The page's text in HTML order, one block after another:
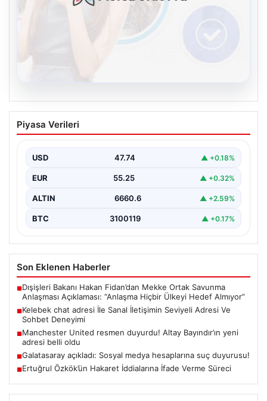
08.08.2026
Kelebek chat adresi İle Sanal İletişimin
Seviyeli Adresi Ve Sohbet Deneyimi
kurması ciddi bir değer barındırmaktadır. Günümüzde
birçok…
Piyasa Verileri
USD 47.74 ▲ +0.18%
EUR 55.25 ▲ +0.32%
ALTIN 6660.6 ▲ +2.59%
BTC 3100119 ▲ +0.17%
Son Eklenen Haberler
■Dışişleri Bakanı Hakan Fidan’dan Mekke Ortak Savunma
Anlaşması Açıklaması: “Anlaşma Hiçbir Ülkeyi Hedef Almıyor”
■Kelebek chat adresi İle Sanal İletişimin Seviyeli Adresi Ve
Sohbet Deneyimi
■Manchester United resmen duyurdu! Altay Bayındır’ın yeni
adresi belli oldu
■Galatasaray açıkladı: Sosyal medya hesaplarına suç duyurusu!
■Ertuğrul Özkök’ün Hakaret İddialarına İfade Verme Süreci